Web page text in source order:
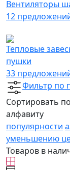
Вентиляторы
12
Тепловые
пушки
33
Фильтр по
Сортировать
алфавиту
популярности
уменьшению
Товаров в